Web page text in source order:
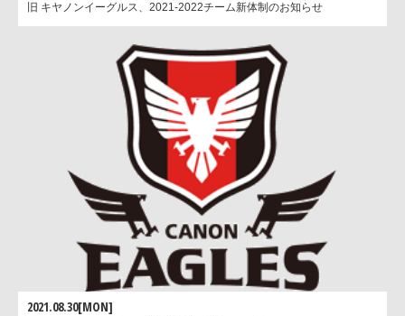
旧 キヤノンイーグルス、2021-2022チーム新体制のお知らせ
2021.08.30[MON]